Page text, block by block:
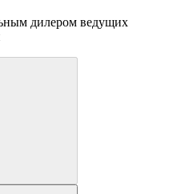
дилером ведущих